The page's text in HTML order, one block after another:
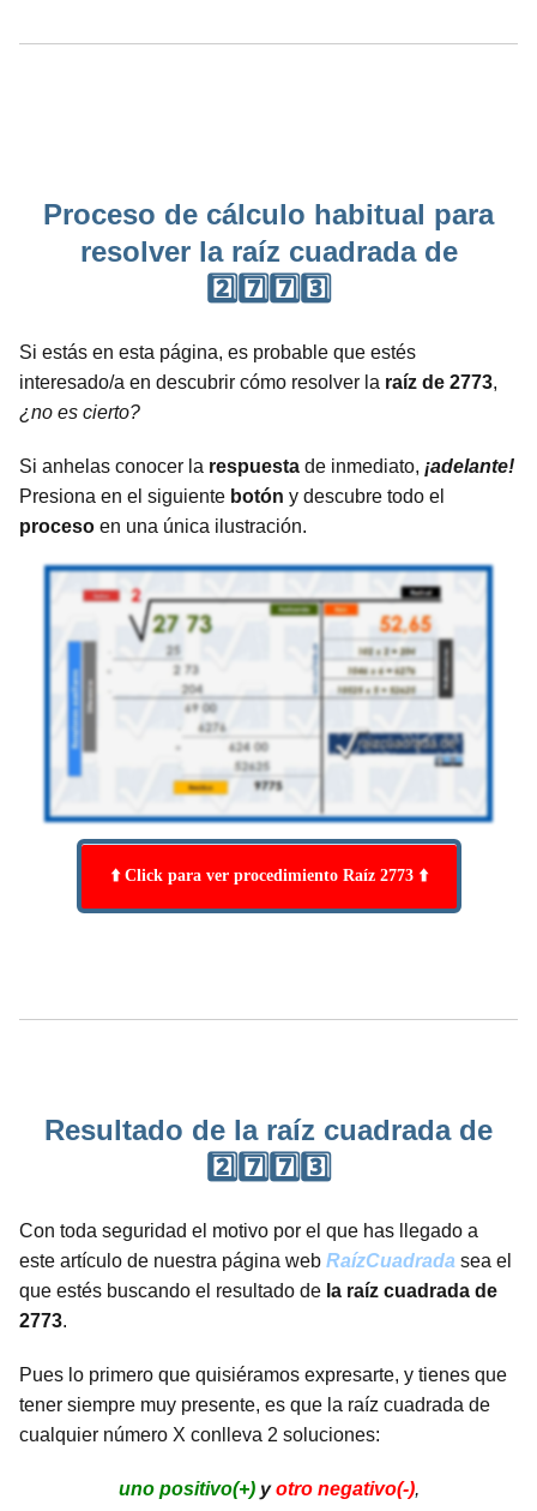
Proceso de cálculo habitual para
resolver la raíz cuadrada de
2️⃣7️⃣7️⃣3️⃣
Si estás en esta página, es probable que estés
interesado/a en descubrir cómo resolver la raíz de 2773,
¿no es cierto?
Si anhelas conocer la respuesta de inmediato, ¡adelante!
Presiona en el siguiente botón y descubre todo el
proceso en una única ilustración.
⬆️ Click para ver procedimiento Raíz 2773 ⬆️
Resultado de la raíz cuadrada de
2️⃣7️⃣7️⃣3️⃣
Con toda seguridad el motivo por el que has llegado a
este artículo de nuestra página web RaízCuadrada sea el
que estés buscando el resultado de la raíz cuadrada de
2773.
Pues lo primero que quisiéramos expresarte, y tienes que
tener siempre muy presente, es que la raíz cuadrada de
cualquier número X conlleva 2 soluciones:
uno positivo(+)yotro negativo(-),